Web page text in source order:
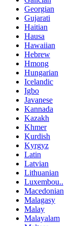
Georgian
Gujarati
Haitian
Hausa
Hawaiian
Hebrew
Hmong
Hungarian
Icelandic
Igbo
Javanese
Kannada
Kazakh
Khmer
Kurdish
Kyrgyz
Latin
Latvian
Lithuanian
Luxembou..
Macedonian
Malagasy
Malay
Malayalam